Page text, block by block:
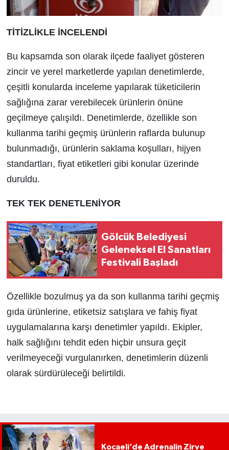
TİTİZLİKLE İNCELENDİ
Bu kapsamda son olarak ilçede faaliyet gösteren
zincir ve yerel marketlerde yapılan denetimlerde,
çeşitli konularda inceleme yapılarak tüketicilerin
sağlığına zarar verebilecek ürünlerin önüne
geçilmeye çalışıldı. Denetimlerde, özellikle son
kullanma tarihi geçmiş ürünlerin raflarda bulunup
bulunmadığı, ürünlerin saklama koşulları, hijyen
standartları, fiyat etiketleri gibi konular üzerinde
duruldu.
TEK TEK DENETLENİYOR
Gölcük Belediyesi
Geleneksel El Sanatları
Festivali Başladı
Özellikle bozulmuş ya da son kullanma tarihi geçmiş
gıda ürünlerine, etiketsiz satışlara ve fahiş fiyat
uygulamalarına karşı denetimler yapıldı. Ekipler,
halk sağlığını tehdit eden hiçbir unsura geçit
verilmeyeceği vurgulanırken, denetimlerin düzenli
olarak sürdürüleceği belirtildi.
Kocaeli’de Adrenalin Zirve